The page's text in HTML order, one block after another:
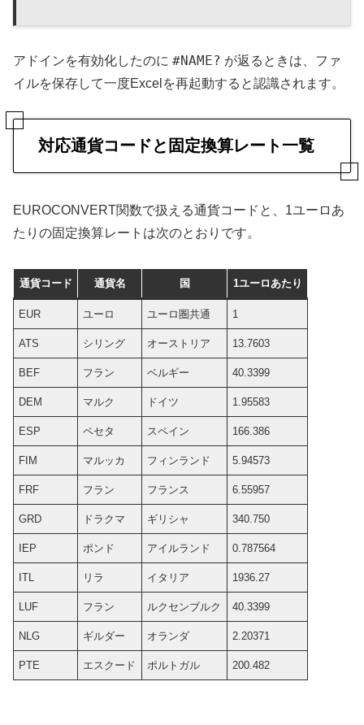
アドインを有効化したのに #NAME? が返るときは、ファ
イルを保存して一度Excelを再起動すると認識されます。
対応通貨コードと固定換算レート一覧
EUROCONVERT関数で扱える通貨コードと、1ユーロあ
たりの固定換算レートは次のとおりです。
通貨コード 通貨名 国 1ユーロあたり
EUR ユーロ ユーロ圏共通 1
ATS シリング オーストリア 13.7603
BEF フラン ベルギー 40.3399
DEM マルク ドイツ 1.95583
ESP ペセタ スペイン 166.386
FIM マルッカ フィンランド 5.94573
FRF フラン フランス 6.55957
GRD ドラクマ ギリシャ 340.750
IEP ポンド アイルランド 0.787564
ITL リラ イタリア 1936.27
LUF フラン ルクセンブルク 40.3399
NLG ギルダー オランダ 2.20371
PTE エスクード ポルトガル 200.482